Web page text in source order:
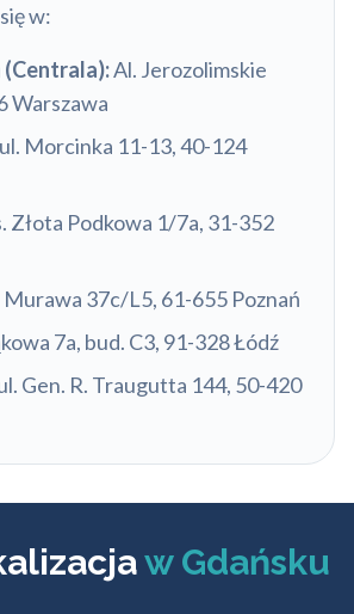
w:
Al. Jerozolimskie
Warszawa
ul. Morcinka 11-13, 40-124
Złota Podkowa 1/7a, 31-352
Murawa 37c/L5, 61-655 Poznań
7a, bud. C3, 91-328 Łódź
Gen. R. Traugutta 144, 50-420
w Gdańsku